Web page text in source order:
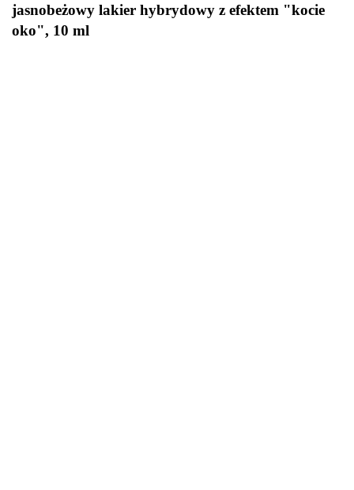
jasnobeżowy lakier hybrydowy z efektem "kocie
oko", 10 ml